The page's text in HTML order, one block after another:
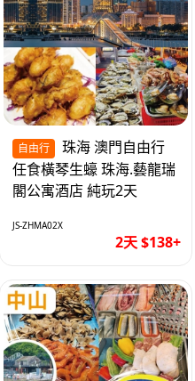
自由行
任食橫琴生蠔 珠海.藝龍瑞
閣公寓酒店 純玩2天
JS-ZHMA02X
2天 $138+